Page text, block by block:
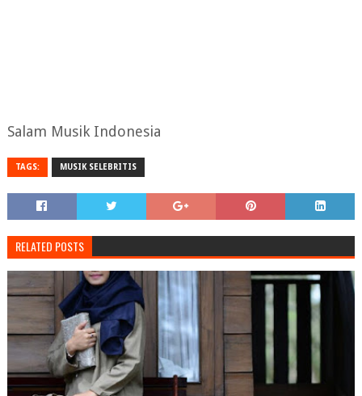
Salam Musik Indonesia
TAGS: MUSIK SELEBRITIS
RELATED POSTS